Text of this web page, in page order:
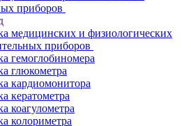
приборов
медицинских и физиологических
приборов
гемоглобиномера
глюкометра
кардиомонитора
кератометра
коагулометра
колориметра